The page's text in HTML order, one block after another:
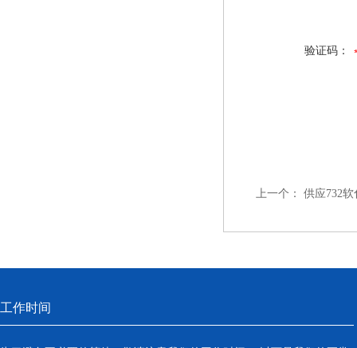
验证码：
上一个： 供应732
工作时间